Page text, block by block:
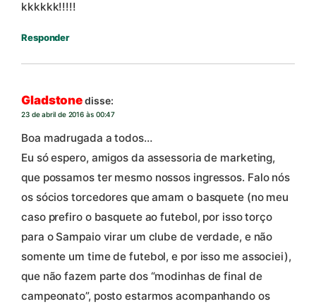
kkkkkk!!!!!
Responder
Gladstonedisse:
23 de abril de 2016 às 00:47
Boa madrugada a todos…
Eu só espero, amigos da assessoria de marketing,
que possamos ter mesmo nossos ingressos. Falo nós
os sócios torcedores que amam o basquete (no meu
caso prefiro o basquete ao futebol, por isso torço
para o Sampaio virar um clube de verdade, e não
somente um time de futebol, e por isso me associei),
que não fazem parte dos “modinhas de final de
campeonato”, posto estarmos acompanhando os